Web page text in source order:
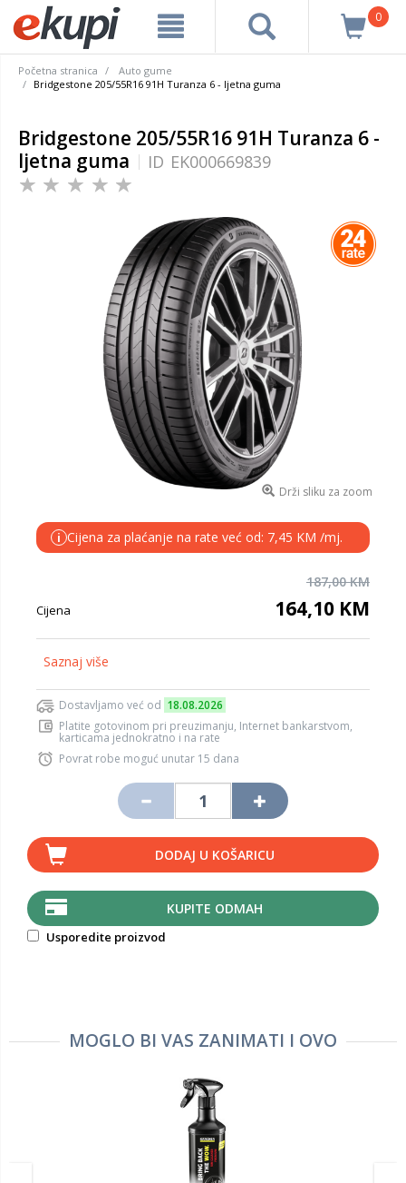
0
Početna stranica
Auto gume
Bridgestone 205/55R16 91H Turanza 6 - ljetna guma
Bridgestone 205/55R16 91H Turanza 6 -
ljetna guma
ID EK000669839
Drži sliku za zoom
i Cijena za plaćanje na rate već od: 7,45 KM /mj.
187,00 KM
Cijena 164,10 KM
Saznaj više
Dostavljamo već od 18.08.2026
Platite gotovinom pri preuzimanju, Internet bankarstvom,
karticama jednokratno i na rate
Povrat robe moguć unutar 15 dana
DODAJ U KOŠARICU
KUPITE ODMAH
Usporedite proizvod
MOGLO BI VAS ZANIMATI I OVO